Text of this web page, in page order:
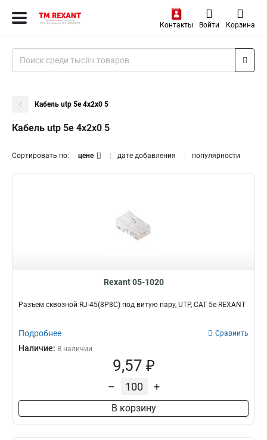
Контакты Войти Корзина
Кабель utp 5e 4х2х0 5
Кабель utp 5e 4х2х0 5
Сортировать по: цене дате добавления популярности
Rexant 05-1020
Разъем cквозной RJ-45(8P8C) под витую пару, UTP, CAT 5e REXANT
Подробнее Сравнить
Наличие: В наличии
9,57 ₽
– +
В корзину